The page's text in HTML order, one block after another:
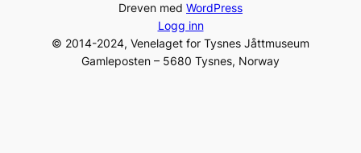
Dreven med WordPress
Logg inn
© 2014-2024, Venelaget for Tysnes Jåttmuseum
Gamleposten – 5680 Tysnes, Norway